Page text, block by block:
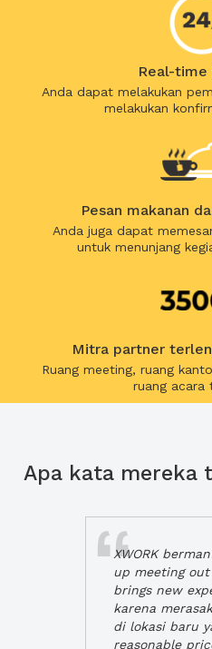
Real-time
Anda dapat melakukan
melakukan
Pesan makanan
Anda juga dapat
untuk menunjang
Mitra partner
Ruang meeting, ruang
ruang acara
Apa kata mereka
XWORK
up meeting
brings new
karena
di lokasi baru
reasonable